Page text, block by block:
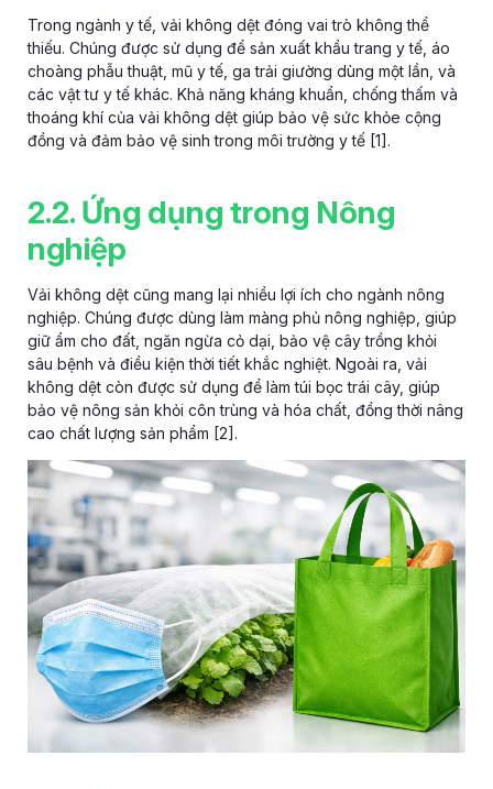
Trong ngành y tế, vải không dệt đóng vai trò không thể
thiếu. Chúng được sử dụng để sản xuất khẩu trang y tế, áo
choàng phẫu thuật, mũ y tế, ga trải giường dùng một lần, và
các vật tư y tế khác. Khả năng kháng khuẩn, chống thấm và
thoáng khí của vải không dệt giúp bảo vệ sức khỏe cộng
đồng và đảm bảo vệ sinh trong môi trường y tế [1].
2.2. Ứng dụng trong Nông
nghiệp
Vải không dệt cũng mang lại nhiều lợi ích cho ngành nông
nghiệp. Chúng được dùng làm màng phủ nông nghiệp, giúp
giữ ẩm cho đất, ngăn ngừa cỏ dại, bảo vệ cây trồng khỏi
sâu bệnh và điều kiện thời tiết khắc nghiệt. Ngoài ra, vải
không dệt còn được sử dụng để làm túi bọc trái cây, giúp
bảo vệ nông sản khỏi côn trùng và hóa chất, đồng thời nâng
cao chất lượng sản phẩm [2].